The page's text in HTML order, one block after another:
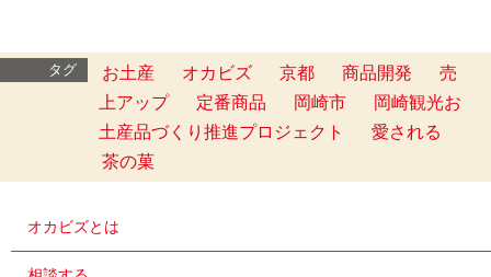
タグ お土産 オカビズ 京都 商品開発
売
上アップ
定番商品 岡崎市
岡崎観光お
土産品づくり推進プロジェクト
愛される
茶の菓
オカビズとは